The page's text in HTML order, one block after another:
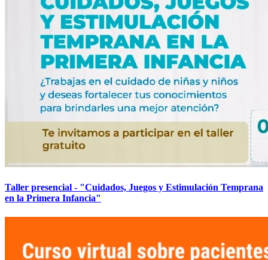
Taller presencial - "Cuidados, Juegos y Estimulación Temprana
en la Primera Infancia"